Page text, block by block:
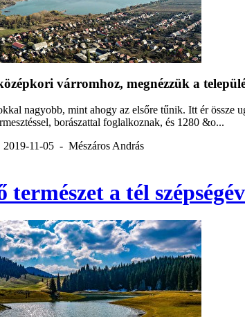
várromhoz, megnézzük a
nagyobb, mint ahogy az elsőre tűnik. Itt ér össze
borászattal foglalkoznak, és 1280 &o...
2019-11-05 - Mészáros András
természet a tél